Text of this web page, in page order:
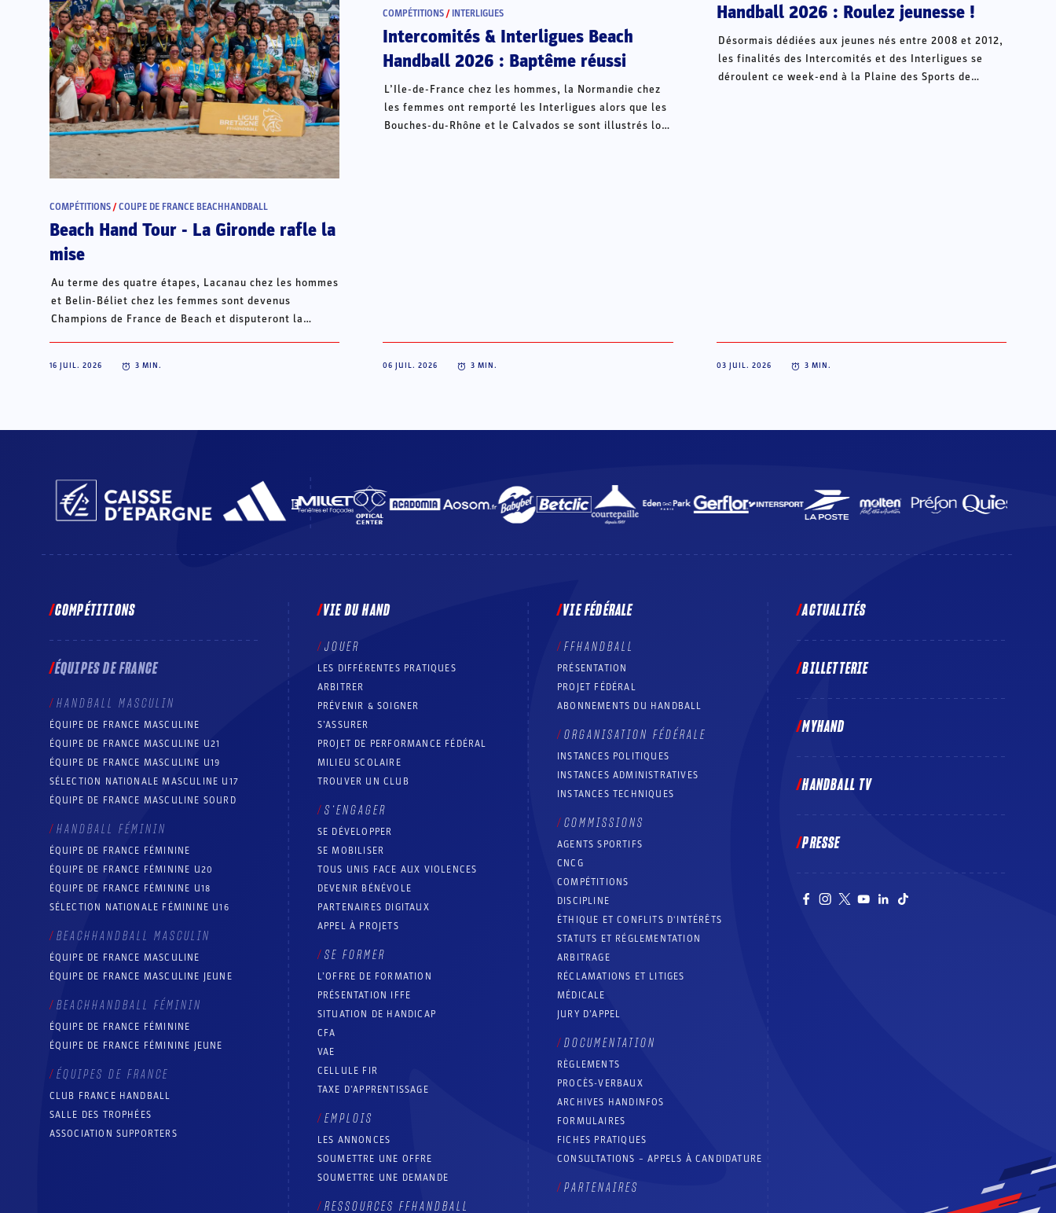
COMPÉTITIONS /COUPE DE FRANCE BEACHHANDBALL
Beach Hand Tour - La Gironde rafle la
mise
Au terme des quatre étapes, Lacanau chez les hommes
et Belin-Béliet chez les femmes sont devenus
Champions de France de Beach et disputeront la
16 JUIL. 2026 3 MIN.
COMPÉTITIONS / INTERLIGUES
Intercomités & Interligues Beach
Handball 2026 : Baptême réussi
L’Ile-de-France chez les hommes, la Normandie chez
les femmes ont remporté les Interligues alors que les
Bouches-du-Rhône et le Calvados se sont illustrés lors
06 JUIL. 2026 3 MIN.
Handball 2026 : Roulez jeunesse !
Désormais dédiées aux jeunes nés entre 2008 et 2012,
les finalités des Intercomités et des Interligues se
déroulent ce week-end à la Plaine des Sports de
03 JUIL. 2026 3 MIN.
COMPÉTITIONS
ÉQUIPES DE FRANCE
HANDBALL MASCULIN
ÉQUIPE DE FRANCE MASCULINE
ÉQUIPE DE FRANCE MASCULINE U21
ÉQUIPE DE FRANCE MASCULINE U19
SÉLECTION NATIONALE MASCULINE U17
ÉQUIPE DE FRANCE MASCULINE SOURD
HANDBALL FÉMININ
ÉQUIPE DE FRANCE FÉMININE
ÉQUIPE DE FRANCE FÉMININE U20
ÉQUIPE DE FRANCE FÉMININE U18
SÉLECTION NATIONALE FÉMININE U16
BEACHHANDBALL MASCULIN
ÉQUIPE DE FRANCE MASCULINE
ÉQUIPE DE FRANCE MASCULINE JEUNE
BEACHHANDBALL FÉMININ
ÉQUIPE DE FRANCE FÉMININE
ÉQUIPE DE FRANCE FÉMININE JEUNE
ÉQUIPES DE FRANCE
CLUB FRANCE HANDBALL
SALLE DES TROPHÉES
ASSOCIATION SUPPORTERS
VIE DU HAND
JOUER
LES DIFFÉRENTES PRATIQUES
ARBITRER
PRÉVENIR & SOIGNER
S’ASSURER
PROJET DE PERFORMANCE FÉDÉRAL
MILIEU SCOLAIRE
TROUVER UN CLUB
S’ENGAGER
SE DÉVELOPPER
SE MOBILISER
TOUS UNIS FACE AUX VIOLENCES
DEVENIR BÉNÉVOLE
PARTENAIRES DIGITAUX
APPEL À PROJETS
SE FORMER
L’OFFRE DE FORMATION
PRÉSENTATION IFFE
SITUATION DE HANDICAP
CFA
VAE
CELLULE FIR
TAXE D’APPRENTISSAGE
EMPLOIS
LES ANNONCES
SOUMETTRE UNE OFFRE
SOUMETTRE UNE DEMANDE
RESSOURCES FFHANDBALL
VIE FÉDÉRALE
FFHANDBALL
PRÉSENTATION
PROJET FÉDÉRAL
ABONNEMENTS DU HANDBALL
ORGANISATION FÉDÉRALE
INSTANCES POLITIQUES
INSTANCES ADMINISTRATIVES
INSTANCES TECHNIQUES
COMMISSIONS
AGENTS SPORTIFS
CNCG
COMPÉTITIONS
DISCIPLINE
ÉTHIQUE ET CONFLITS D'INTÉRÊTS
STATUTS ET RÉGLEMENTATION
ARBITRAGE
RÉCLAMATIONS ET LITIGES
MÉDICALE
JURY D’APPEL
DOCUMENTATION
RÈGLEMENTS
PROCÈS-VERBAUX
ARCHIVES HANDINFOS
FORMULAIRES
FICHES PRATIQUES
CONSULTATIONS – APPELS À CANDIDATURE
PARTENAIRES
ACTUALITÉS
BILLETTERIE
MYHAND
HANDBALL TV
PRESSE